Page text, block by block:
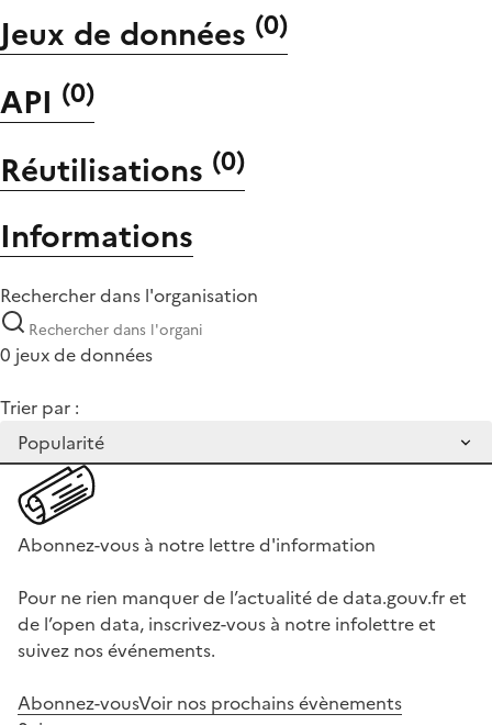
Jeux de données (0)
API (0)
Réutilisations (0)
Informations
Rechercher dans l'organisation
0 jeux de données
Trier par :
Abonnez-vous à notre lettre d'information
Pour ne rien manquer de l’actualité de data.gouv.fr et
de l’open data, inscrivez-vous à notre infolettre et
suivez nos événements.
Abonnez-vousVoir nos prochains évènements